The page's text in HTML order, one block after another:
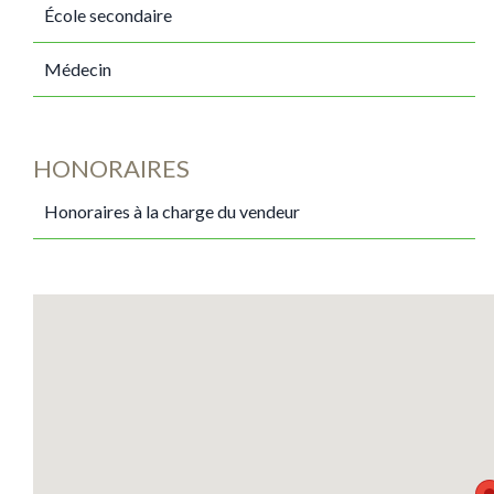
École secondaire
Médecin
HONORAIRES
Honoraires à la charge du vendeur